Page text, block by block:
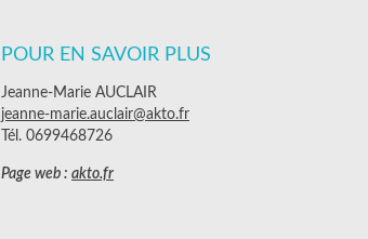
POUR EN SAVOIR PLUS
Jeanne-Marie AUCLAIR
jeanne-marie.auclair@akto.fr
Tél. 0699468726
Page web : akto.fr